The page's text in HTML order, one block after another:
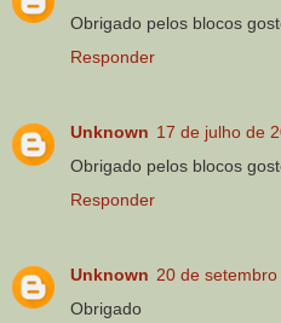
Obrigado pelos blocos
Responder
Unknown 17 de julho de
Obrigado pelos blocos
Responder
Unknown 20 de
Obrigado